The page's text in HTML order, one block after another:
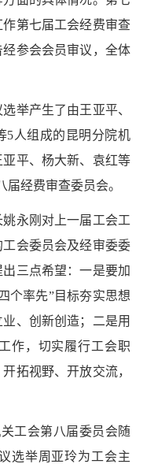
第七届工会经费审查
参会会员审议，全体
产生了由王亚平、
5人组成的昆明分院机
平、杨大新、袁红等
经费审查委员会。
永刚对上一届工会工
会委员会及经审委委
三点希望：一是要加
个率先”目标夯实思想
、创新创造；二是用
作，切实履行工会职
拓视野、开放交流，
工会第八届委员会随
选举周亚玲为工会主